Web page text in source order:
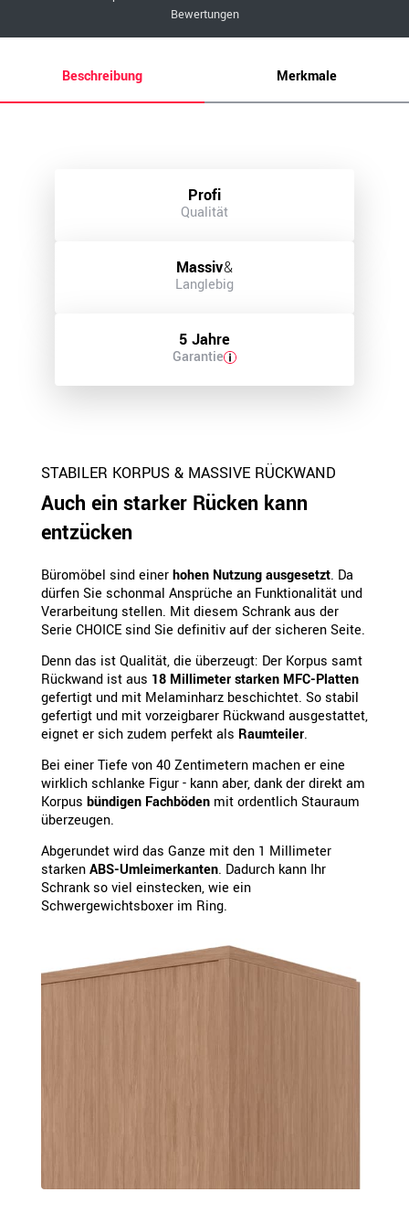
Bewertungen
Beschreibung Merkmale
Profi
Qualität
Massiv&
Langlebig
5 Jahre
Garantie
STABILER KORPUS & MASSIVE RÜCKWAND
Auch ein starker Rücken kann
entzücken
Büromöbel sind einerhohen Nutzung ausgesetzt. Da
dürfen Sie schonmal Ansprüche an Funktionalität und
Verarbeitung stellen. Mit diesem Schrank aus der
Serie CHOICE sind Sie definitiv auf der sicheren Seite.
Denn das ist Qualität, die überzeugt: Der Korpus samt
Rückwand ist aus 18 Millimeter starken MFC-Platten
gefertigt und mit Melaminharz beschichtet. So stabil
gefertigt und mit vorzeigbarer Rückwand ausgestattet,
eignet er sich zudem perfekt als Raumteiler.
Bei einer Tiefe von 40 Zentimetern machen er eine
wirklich schlanke Figur - kann aber, dank der direkt am
Korpus bündigen Fachböden mit ordentlich Stauraum
überzeugen.
Abgerundet wird das Ganze mit den 1 Millimeter
starkenABS-Umleimerkanten. Dadurch kann Ihr
Schrank so viel einstecken, wie ein
Schwergewichtsboxer im Ring.